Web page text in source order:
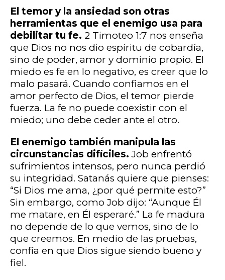
El temor y la ansiedad son otras
herramientas que el enemigo usa para
debilitar tu fe. 2 Timoteo 1:7 nos enseña
que Dios no nos dio espíritu de cobardía,
sino de poder, amor y dominio propio. El
miedo es fe en lo negativo, es creer que lo
malo pasará. Cuando confiamos en el
amor perfecto de Dios, el temor pierde
fuerza. La fe no puede coexistir con el
miedo; uno debe ceder ante el otro.
El enemigo también manipula las
circunstancias difíciles. Job enfrentó
sufrimientos intensos, pero nunca perdió
su integridad. Satanás quiere que pienses:
“Si Dios me ama, ¿por qué permite esto?”
Sin embargo, como Job dijo: “Aunque Él
me matare, en Él esperaré.” La fe madura
no depende de lo que vemos, sino de lo
que creemos. En medio de las pruebas,
confía en que Dios sigue siendo bueno y
fiel.